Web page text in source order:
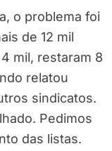
o problema foi
de 12 mil
mil, restaram 8
relatou
sindicatos.
Pedimos
das listas.